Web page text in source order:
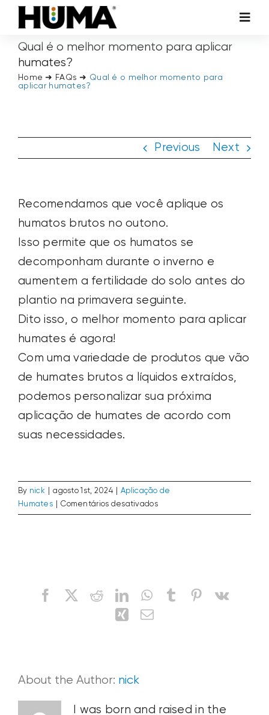
Skip
content
AGRICULTURA
GRAMADOS E PLANTAS ORNAMENTAIS
SOBRE NÓS
ENTRE EM CONTATO CONOSCO
SEARCH
FOR:
Qual é o melhor momento para aplicar
humates?
Home ➜ FAQs ➜ Qual é o melhor momento para
aplicar humates?
Previous Next
Recomendamos que você aplique os
humatos brutos no outono.
Isso permite que os humatos se
decomponham durante o inverno e
aumentem a fertilidade do solo antes do
plantio na primavera seguinte.
Dito isso, o melhor momento para aplicar
humates é agora!
Com uma variedade de produtos que vão
de humates brutos a líquidos extraídos,
podemos personalizar sua próxima
aplicação de humates de acordo com
suas necessidades.
By nick agosto 1st, 2024
Aplicação de
Humates
Comentários desativadosem
Qual
aplicar
FacebookRedditLinkedInWhatsApp
TumblrPinterest
XingEmail
About the Author: nick
I was born and raised in the